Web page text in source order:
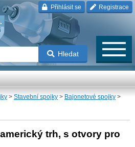
Přihlásit se Registrace
Hledat
> Stavební spojky > Bajonetové spojky >
trh, s otvory pro